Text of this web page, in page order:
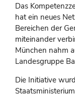
Das
hat ein neues
Bereichen der
miteinander
München nahm
Landesgruppe
Die Initiative